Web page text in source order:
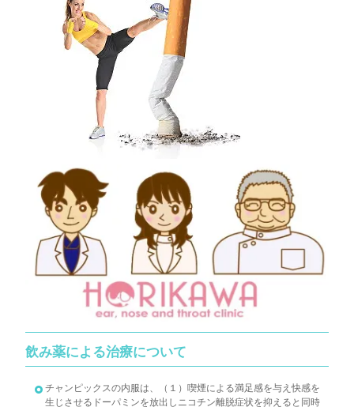
飲み薬による治療について
チャンピックスの内服は、（１）喫煙による満足感を与え快感を
生じさせるドーパミンを放出しニコチン離脱症状を抑えると同時